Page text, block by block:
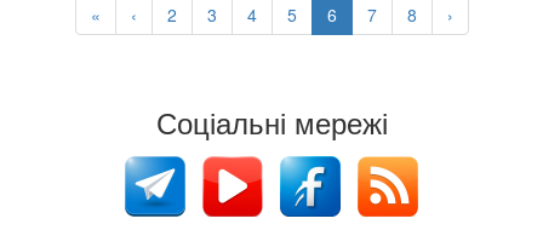
« ‹ 2 3 4 5 6 7 8 ›
Соціальні мережі